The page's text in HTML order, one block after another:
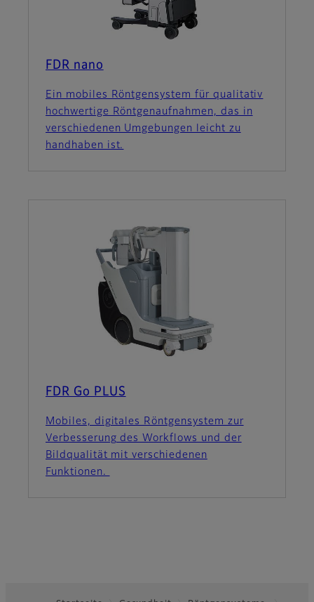
FDR nano
Ein mobiles Röntgensystem für qualitativ
hochwertige Röntgenaufnahmen, das in
verschiedenen Umgebungen leicht zu
handhaben ist.
FDR Go PLUS
Mobiles, digitales Röntgensystem zur
Verbesserung des Workflows und der
Bildqualität mit verschiedenen
Funktionen.